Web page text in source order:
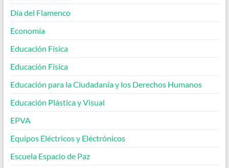
Día del Flamenco
Economía
Educación Física
Educación Física
Educación para la Ciudadanía y los Derechos Humanos
Educación Plástica y Visual
EPVA
Equipos Eléctricos y Eléctrónicos
Escuela Espacio de Paz